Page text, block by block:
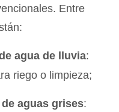
Entre
agua de lluvia:
riego o limpieza;
aguas grises: